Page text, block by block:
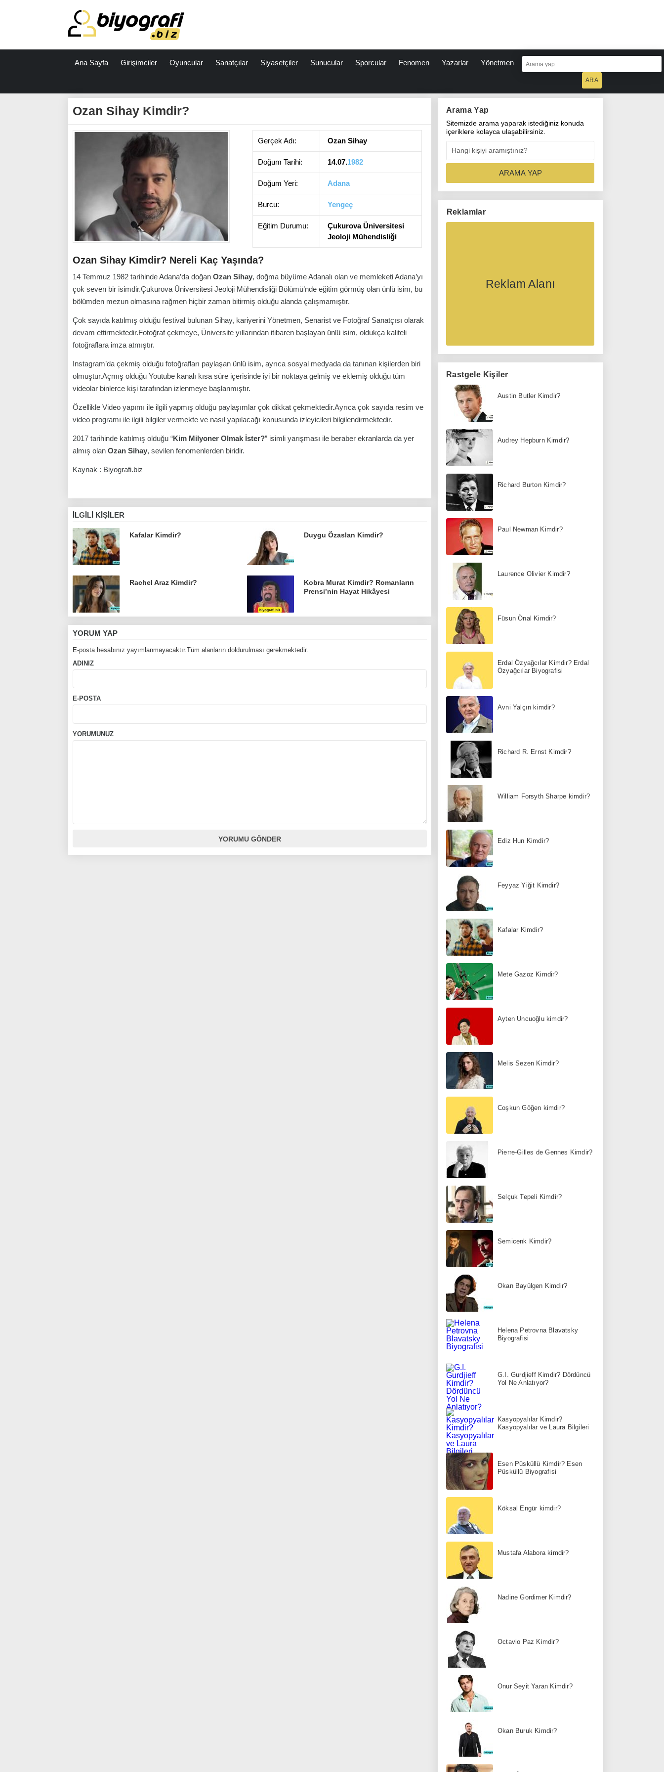
Ana Sayfa Girişimciler Oyuncular Sanatçılar Siyasetçiler Sunucular Sporcular Fenomen Yazarlar Yönetmen
Ozan Sihay Kimdir?
Gerçek Adı: Ozan Sihay
Doğum Tarihi: 14.07.1982
Doğum Yeri: Adana
Burcu: Yengeç
Eğitim Durumu:
Çukurova Üniversitesi
Jeoloji Mühendisliği
Ozan Sihay Kimdir? Nereli Kaç Yaşında?
14 Temmuz 1982 tarihinde Adana’da doğan Ozan Sihay, doğma büyüme Adanalı olan ve memleketi Adana’yı
çok seven bir isimdir.Çukurova Üniversitesi Jeoloji Mühendisliği Bölümü’nde eğitim görmüş olan ünlü isim, bu
bölümden mezun olmasına rağmen hiçbir zaman bitirmiş olduğu alanda çalışmamıştır.
Çok sayıda katılmış olduğu festival bulunan Sihay, kariyerini Yönetmen, Senarist ve Fotoğraf Sanatçısı olarak
devam ettirmektedir.Fotoğraf çekmeye, Üniversite yıllarından itibaren başlayan ünlü isim, oldukça kaliteli
fotoğraflara imza atmıştır.
Instagram’da çekmiş olduğu fotoğrafları paylaşan ünlü isim, ayrıca sosyal medyada da tanınan kişilerden biri
olmuştur.Açmış olduğu Youtube kanalı kısa süre içerisinde iyi bir noktaya gelmiş ve eklemiş olduğu tüm
videolar binlerce kişi tarafından izlenmeye başlanmıştır.
Özellikle Video yapımı ile ilgili yapmış olduğu paylaşımlar çok dikkat çekmektedir.Ayrıca çok sayıda resim ve
video programı ile ilgili bilgiler vermekte ve nasıl yapılacağı konusunda izleyicileri bilgilendirmektedir.
2017 tarihinde katılmış olduğu “Kim Milyoner Olmak İster?” isimli yarışması ile beraber ekranlarda da yer
almış olan Ozan Sihay, sevilen fenomenlerden biridir.
Kaynak : Biyografi.biz
İLGILI KIŞILER
Kafalar Kimdir? Duygu Özaslan Kimdir?
Rachel Araz Kimdir?
Kobra Murat Kimdir? Romanların
Prensi’nin Hayat Hikâyesi
YORUM YAP
E-posta hesabınız yayımlanmayacaktır.Tüm alanların doldurulması gerekmektedir.
ADINIZ
E-POSTA
YORUMUNUZ
Arama Yap
Sitemizde arama yaparak istediğiniz konuda
içeriklere kolayca ulaşabilirsiniz.
Reklamlar
Reklam Alanı
Rastgele Kişiler
Austin Butler Kimdir?
Audrey Hepburn Kimdir?
Richard Burton Kimdir?
Paul Newman Kimdir?
Laurence Olivier Kimdir?
Füsun Önal Kimdir?
Erdal Özyağcılar Kimdir? Erdal
Özyağcılar Biyografisi
Avni Yalçın kimdir?
Richard R. Ernst Kimdir?
William Forsyth Sharpe kimdir?
Ediz Hun Kimdir?
Feyyaz Yiğit Kimdir?
Kafalar Kimdir?
Mete Gazoz Kimdir?
Ayten Uncuoğlu kimdir?
Melis Sezen Kimdir?
Coşkun Göğen kimdir?
Pierre-Gilles de Gennes Kimdir?
Selçuk Tepeli Kimdir?
Semicenk Kimdir?
Okan Bayülgen Kimdir?
Helena Petrovna Blavatsky
Biyografisi
G.I. Gurdjieff Kimdir? Dördüncü
Yol Ne Anlatıyor?
Kasyopyalılar Kimdir?
Kasyopyalılar ve Laura Bilgileri
Esen Püsküllü Kimdir? Esen
Püsküllü Biyografisi
Köksal Engür kimdir?
Mustafa Alabora kimdir?
Nadine Gordimer Kimdir?
Octavio Paz Kimdir?
Onur Seyit Yaran Kimdir?
Okan Buruk Kimdir?